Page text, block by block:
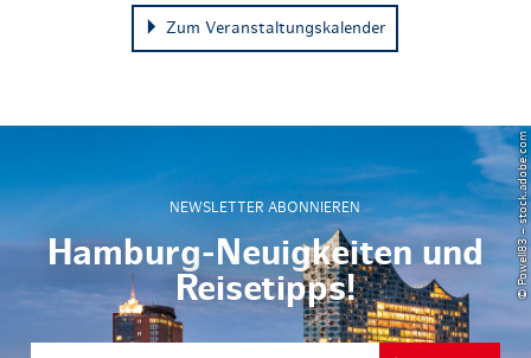
Zum Veranstaltungskalender
NEWSLETTER ABONNIEREN
Hamburg-Neuigkeiten und
Reisetipps!
© Powell83 – stock.adobe.com